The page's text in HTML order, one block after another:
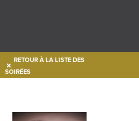
RETOUR À LA LISTE DES
SOIRÉES